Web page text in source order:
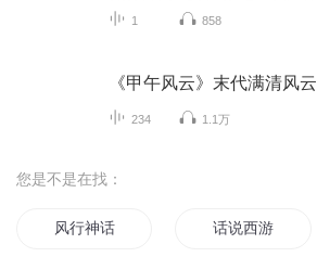
1 858
《甲午风云》末代满清风云
234 1.1万
您是不是在找：
风行神话 话说西游